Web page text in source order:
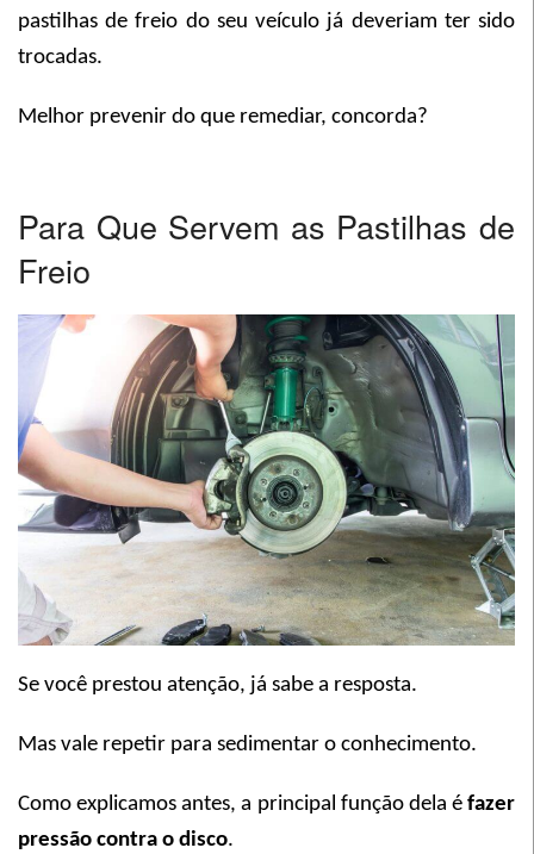
pastilhas de freio do seu veículo já deveriam ter sido
trocadas.
Melhor prevenir do que remediar, concorda?
Para Que Servem as Pastilhas de
Freio
Se você prestou atenção, já sabe a resposta.
Mas vale repetir para sedimentar o conhecimento.
Como explicamos antes, a principal função dela é fazer
pressão contra o disco.